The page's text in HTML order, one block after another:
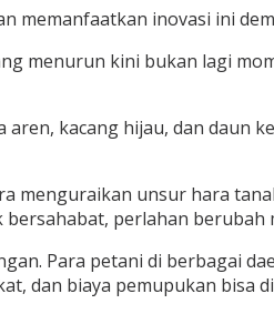
memanfaatkan inovasi ini
menurun kini bukan lagi
kacang hijau, dan daun
menguraikan unsur hara
perlahan
Para petani di berbagai
dan biaya pemupukan bisa